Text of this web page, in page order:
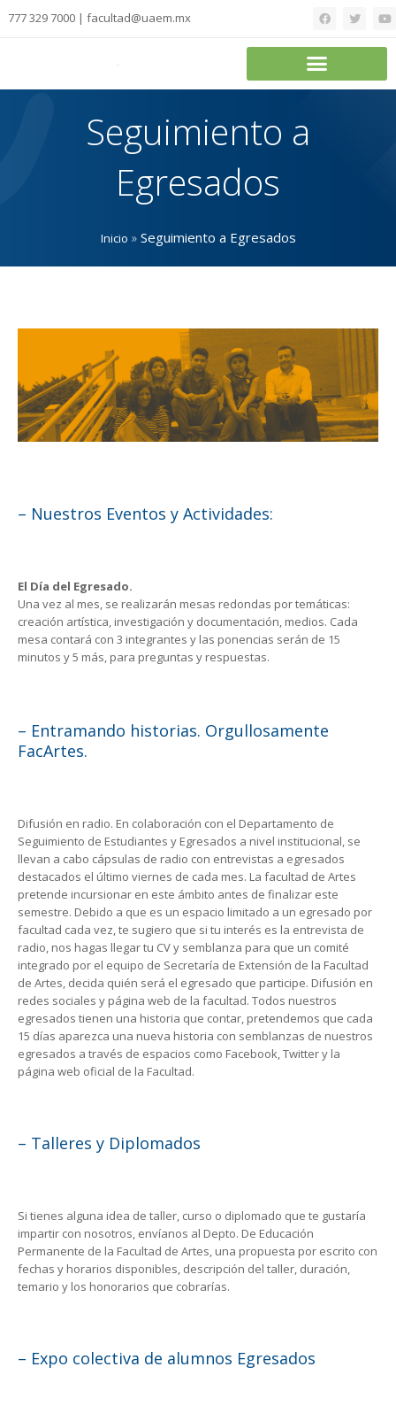
777 329 7000 | facultad@uaem.mx
Seguimiento a
Egresados
Inicio » Seguimiento a Egresados
– Nuestros Eventos y Actividades:
El Día del Egresado.
Una vez al mes, se realizarán mesas redondas por temáticas:
creación artística, investigación y documentación, medios. Cada
mesa contará con 3 integrantes y las ponencias serán de 15
minutos y 5 más, para preguntas y respuestas.
– Entramando historias. Orgullosamente
FacArtes.
Difusión en radio. En colaboración con el Departamento de
Seguimiento de Estudiantes y Egresados a nivel institucional, se
llevan a cabo cápsulas de radio con entrevistas a egresados
destacados el último viernes de cada mes. La facultad de Artes
pretende incursionar en este ámbito antes de finalizar este
semestre. Debido a que es un espacio limitado a un egresado por
facultad cada vez, te sugiero que si tu interés es la entrevista de
radio, nos hagas llegar tu CV y semblanza para que un comité
integrado por el equipo de Secretaría de Extensión de la Facultad
de Artes, decida quién será el egresado que participe. Difusión en
redes sociales y página web de la facultad. Todos nuestros
egresados tienen una historia que contar, pretendemos que cada
15 días aparezca una nueva historia con semblanzas de nuestros
egresados a través de espacios como Facebook, Twitter y la
página web oficial de la Facultad.
– Talleres y Diplomados
Si tienes alguna idea de taller, curso o diplomado que te gustaría
impartir con nosotros, envíanos al Depto. De Educación
Permanente de la Facultad de Artes, una propuesta por escrito con
fechas y horarios disponibles, descripción del taller, duración,
temario y los honorarios que cobrarías.
– Expo colectiva de alumnos Egresados